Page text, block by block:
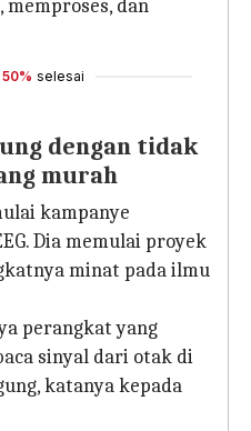
dan
50% selesai
dengan tidak
murah
kampanye
Dia memulai proyek
minat pada ilmu
perangkat yang
sinyal dari otak di
katanya kepada